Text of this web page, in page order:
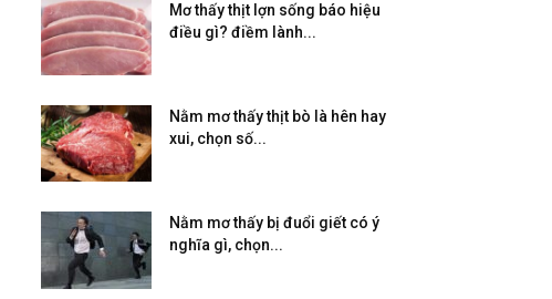
Mơ thấy thịt lợn sống báo hiệu
điều gì? điềm lành...
Nằm mơ thấy thịt bò là hên hay
xui, chọn số...
Nằm mơ thấy bị đuổi giết có ý
nghĩa gì, chọn...